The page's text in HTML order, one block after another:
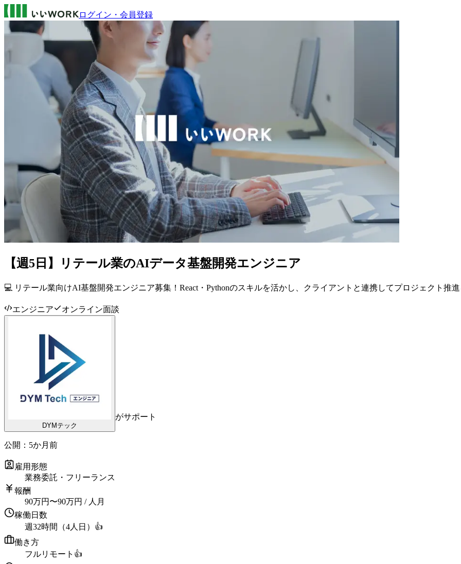
ログイン・会員登録
【週5日】リテール業のAIデータ基盤開発エンジニア
💻 リテール業向けAI基盤開発エンジニア募集！React・Pythonのスキルを活かし、クライアントと連携してプロジェクト推進
エンジニア オンライン面談
DYMテック
がサポート
公開： 5か月前
雇用形態
業務委託・フリーランス
報酬
90万円 〜90万円 / 人月
稼働日数
週32時間（4人日） 👍
働き方
フルリモート 👍